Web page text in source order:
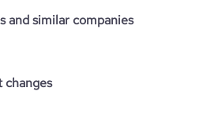
and similar companies
changes